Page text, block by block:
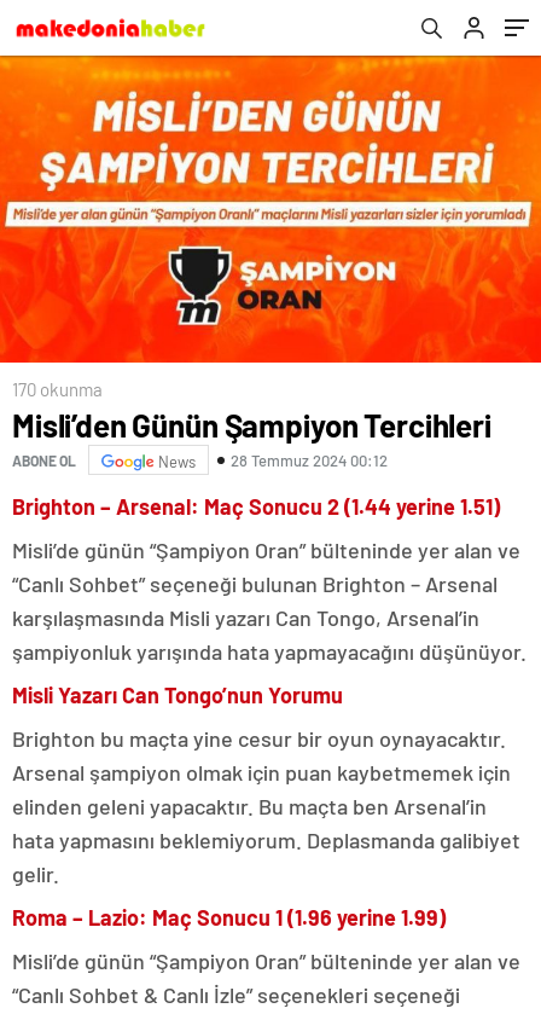
170 okunma
Misli’den Günün Şampiyon Tercihleri
ABONE OL News 28 Temmuz 2024 00:12
Brighton – Arsenal: Maç Sonucu 2 (1.44 yerine 1.51)
Misli’de günün “Şampiyon Oran” bülteninde yer alan ve
“Canlı Sohbet” seçeneği bulunan Brighton – Arsenal
karşılaşmasında Misli yazarı Can Tongo, Arsenal’in
şampiyonluk yarışında hata yapmayacağını düşünüyor.
Misli Yazarı Can Tongo’nun Yorumu
Brighton bu maçta yine cesur bir oyun oynayacaktır.
Arsenal şampiyon olmak için puan kaybetmemek için
elinden geleni yapacaktır. Bu maçta ben Arsenal’in
hata yapmasını beklemiyorum. Deplasmanda galibiyet
gelir.
Roma – Lazio: Maç Sonucu 1 (1.96 yerine 1.99)
Misli’de günün “Şampiyon Oran” bülteninde yer alan ve
“Canlı Sohbet & Canlı İzle” seçenekleri seçeneği